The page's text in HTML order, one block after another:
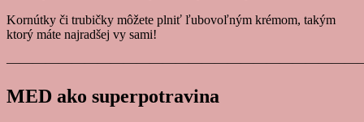
Kornútky či trubičky môžete plniť ľubovoľným krémom, takým
ktorý máte najradšej vy sami!
MED ako superpotravina